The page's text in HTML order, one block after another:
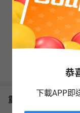
恭
下載APP即
抱
重要資訊